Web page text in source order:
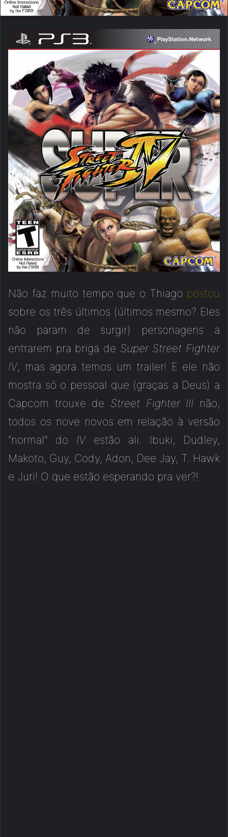
Não faz muito tempo que o Thiago postou
sobre os três últimos (últimos mesmo? Eles
não param de surgir) personagens a
entrarem pra briga de Super Street Fighter
IV, mas agora temos um trailer! E ele não
mostra só o pessoal que (graças a Deus) a
Capcom trouxe de Street Fighter III não,
todos os nove novos em relação à versão
“normal” do IVestão ali. Ibuki, Dudley,
Makoto, Guy, Cody, Adon, Dee Jay, T. Hawk
e Juri! O que estão esperando pra ver?!